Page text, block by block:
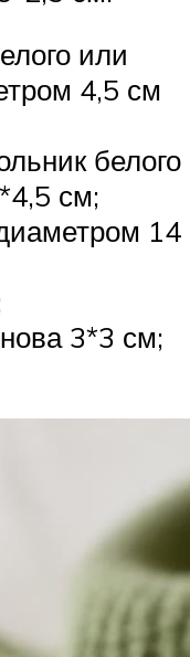
или
4,5 см
белого
см;
14
3*3 см;